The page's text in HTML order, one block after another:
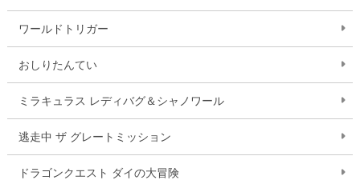
ワールドトリガー
おしりたんてい
ミラキュラス レディバグ＆シャノワール
逃走中 ザ グレートミッション
ドラゴンクエスト ダイの大冒険